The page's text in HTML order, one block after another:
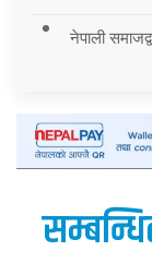
नेपाली